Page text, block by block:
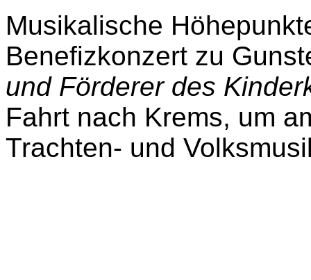
Musikalische
Benefizkonzert zu
und Förderer des
Fahrt nach Krems, um
Trachten- und